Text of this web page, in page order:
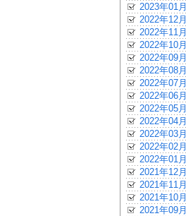
2023年01月
2022年12月
2022年11月
2022年10月
2022年09月
2022年08月
2022年07月
2022年06月
2022年05月
2022年04月
2022年03月
2022年02月
2022年01月
2021年12月
2021年11月
2021年10月
2021年09月